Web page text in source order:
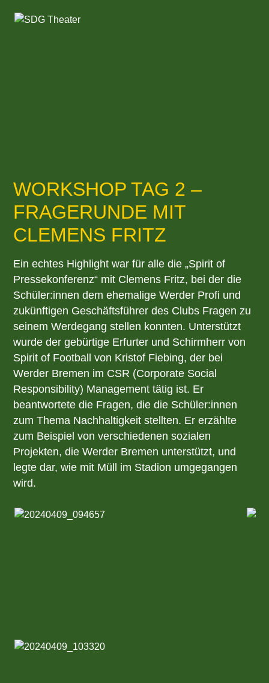
WORKSHOP TAG 2 –
FRAGERUNDE MIT
CLEMENS FRITZ
Ein echtes Highlight war für alle die „Spirit of
Pressekonferenz“ mit Clemens Fritz, bei der die
Schüler:innen dem ehemalige Werder Profi und
zukünftigen Geschäftsführer des Clubs Fragen zu
seinem Werdegang stellen konnten. Unterstützt
wurde der gebürtige Erfurter und Schirmherr von
Spirit of Football von Kristof Fiebing, der bei
Werder Bremen im CSR (Corporate Social
Responsibility) Management tätig ist. Er
beantwortete die Fragen, die die Schüler:innen
zum Thema Nachhaltigkeit stellten. Er erzählte
zum Beispiel von verschiedenen sozialen
Projekten, die Werder Bremen unterstützt, und
legte dar, wie mit Müll im Stadion umgegangen
wird.